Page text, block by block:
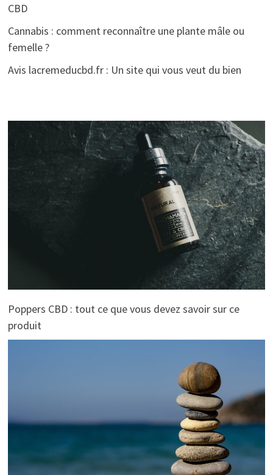
CBD
Cannabis : comment reconnaître une plante mâle ou
femelle ?
Avis lacremeducbd.fr : Un site qui vous veut du bien
Poppers CBD : tout ce que vous devez savoir sur ce
produit